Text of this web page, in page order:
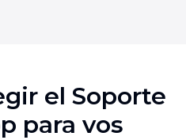
el Soporte
para vos